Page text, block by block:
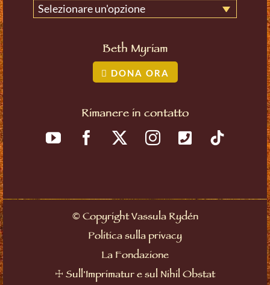
Selezionare un'opzione
Beth Myriam
DONA ORA
Rimanere in contatto
©Copyright Vassula Rydén
Politica sulla privacy
La Fondazione
☩ Sull'Imprimatur e sul Nihil Obstat